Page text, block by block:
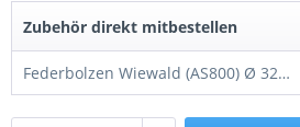
Zubehör direkt mitbestellen
Federbolzen Wiewald (AS800) Ø 32 160 mm